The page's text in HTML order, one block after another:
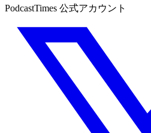
PodcastTimes 公式アカウント